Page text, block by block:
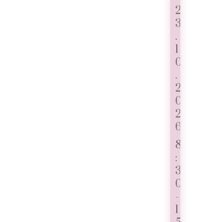
2
3
.
1
0
.
2
0
2
6
8
:
3
0
-
1